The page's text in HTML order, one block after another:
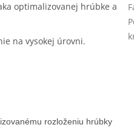
optimalizovanej hrúbke a
na vysokej úrovni.
rozloženiu hrúbky